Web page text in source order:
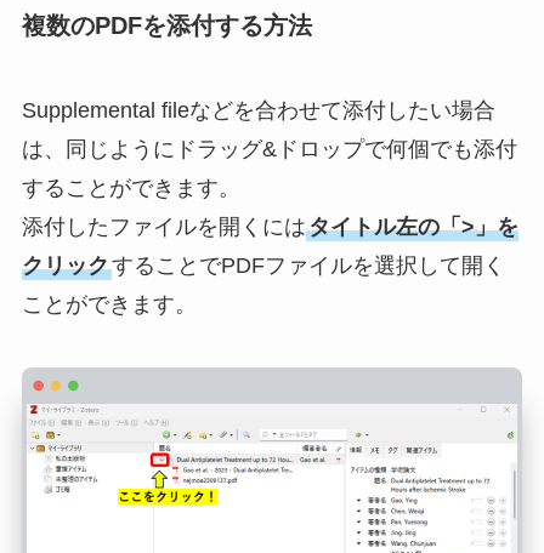
複数のPDFを添付する方法
Supplemental fileなどを合わせて添付したい場合
は、同じようにドラッグ&ドロップで何個でも添付
することができます。
添付したファイルを開くにはタイトル左の「>」を
クリックすることでPDFファイルを選択して開く
ことができます。